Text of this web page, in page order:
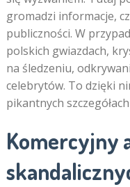
gromadzi informacje,
publiczności. W
polskich gwiazdach,
na śledzeniu,
celebrytów. To dzięki
pikantnych
Komercyjny